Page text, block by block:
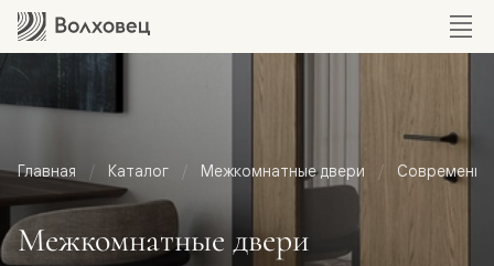
Главная Каталог Межкомнатные двери
Межкомнатные двери